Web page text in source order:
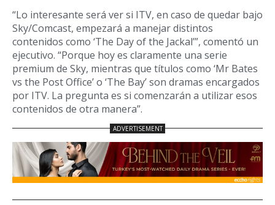
“Lo interesante será ver si ITV, en caso de quedar bajo
Sky/Comcast, empezará a manejar distintos
contenidos como ‘The Day of the Jackal’”, comentó un
ejecutivo. “Porque hoy es claramente una serie
premium de Sky, mientras que títulos como ‘Mr Bates
vs the Post Office’ o ‘The Bay’ son dramas encargados
por ITV. La pregunta es si comenzarán a utilizar esos
contenidos de otra manera”.